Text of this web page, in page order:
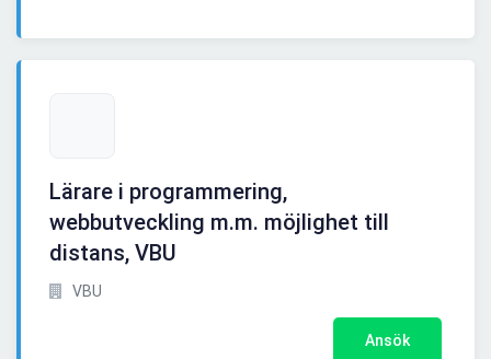
Lärare i programmering,
webbutveckling m.m. möjlighet till
distans, VBU
VBU
Ansök